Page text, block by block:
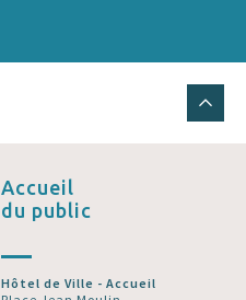
Accueil
du public
Hôtel de Ville - Accueil